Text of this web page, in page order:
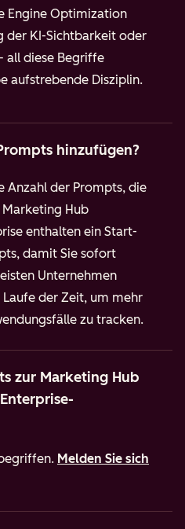
Engine Optimization
der KI-Sichtbarkeit oder
all diese Begriffe
aufstrebende Disziplin.
hinzufügen?
Anzahl der Prompts, die
Hub
enthalten ein Start-
damit Sie sofort
Unternehmen
der Zeit, um mehr
zu tracken.
zur Marketing Hub
Melden Sie sich